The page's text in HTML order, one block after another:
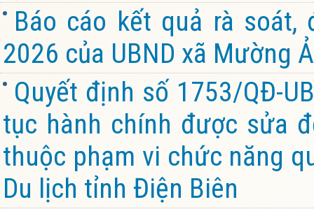
Báo cáo kết quả rà
2026 của UBND xã Mường
Quyết định số 1753/QĐ-
tục hành chính được sửa
thuộc phạm vi chức năng
Du lịch tỉnh Điện Biên